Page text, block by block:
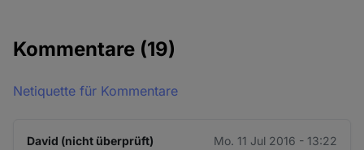
Kommentare (19)
Netiquette für Kommentare
David (nicht überprüft) Mo. 11 Jul 2016 - 13:22